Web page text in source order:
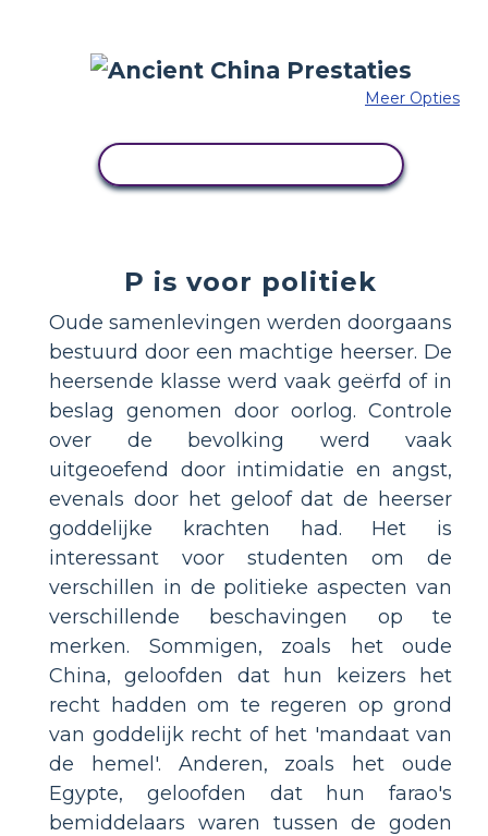
Meer Opties
P is voor politiek
Oude samenlevingen werden doorgaans
bestuurd door een machtige heerser. De
heersende klasse werd vaak geërfd of in
beslag genomen door oorlog. Controle
over de bevolking werd vaak
uitgeoefend door intimidatie en angst,
evenals door het geloof dat de heerser
goddelijke krachten had. Het is
interessant voor studenten om de
verschillen in de politieke aspecten van
verschillende beschavingen op te
merken. Sommigen, zoals het oude
China, geloofden dat hun keizers het
recht hadden om te regeren op grond
van goddelijk recht of het 'mandaat van
de hemel'. Anderen, zoals het oude
Egypte, geloofden dat hun farao's
bemiddelaars waren tussen de goden